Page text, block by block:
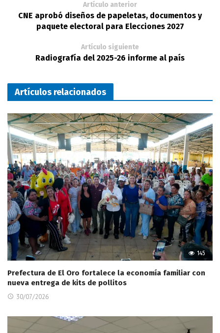
Artículo anterior
CNE aprobó diseños de papeletas, documentos y
paquete electoral para Elecciones 2027
Artículo siguiente
Radiografía del 2025-26 informe al país
Artículos relacionados
145
Prefectura de El Oro fortalece la economía familiar con
nueva entrega de kits de pollitos
30/07/2026